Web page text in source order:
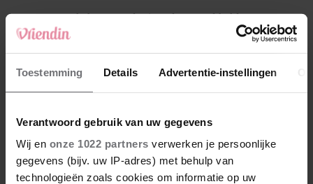
Toestemming Details Advertentie-instellingen
Verantwoord gebruik van uw gegevens
Wij en onze 1022 partners verwerken je persoonlijke
gegevens (bijv. uw IP-adres) met behulp van
technologieën zoals cookies om informatie op uw
4 Makelaar Mandy: ‘Vrijdagavond belde Bart.
Hij sprak eng kalm’
5 Makelaar Mandy: ‘Judith typt… En deze keer
durf ik bijna niet te lezen wat er komt’
Nieuw